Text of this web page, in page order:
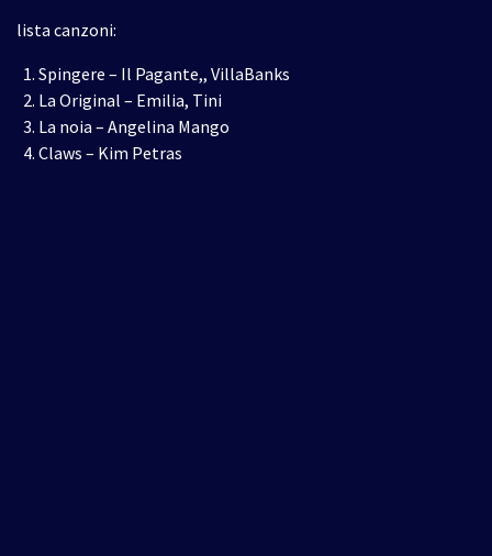
lista canzoni:
Spingere – Il Pagante,, VillaBanks
La Original – Emilia, Tini
La noia – Angelina Mango
Claws – Kim Petras